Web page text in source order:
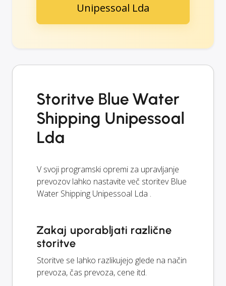
Unipessoal Lda
Storitve Blue Water
Shipping Unipessoal
Lda
V svoji programski opremi za upravljanje
prevozov lahko nastavite več storitev Blue
Water Shipping Unipessoal Lda .
Zakaj uporabljati različne
storitve
Storitve se lahko razlikujejo glede na način
prevoza, čas prevoza, cene itd.